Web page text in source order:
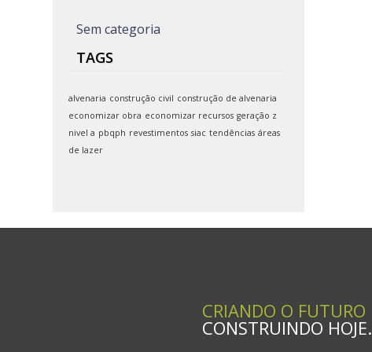
Sem categoria
TAGS
alvenaria construção civil construção de alvenaria
economizar obra economizar recursos geração z
nivel a pbqph revestimentos siac tendências áreas
de lazer
CRIANDO O FUTURO
CONSTRUINDO HOJE.